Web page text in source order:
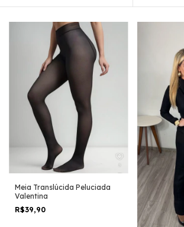
Meia Translúcida Peluciada
Valentina
R$39,90